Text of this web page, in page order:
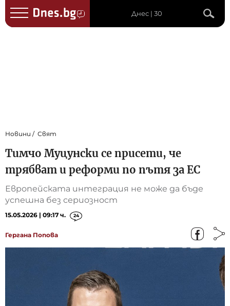
Днес | 30
Новини Свят
Тимчо Муцунски се присети, че
трябват и реформи по пътя за ЕС
Европейската интеграция не може да бъде
успешна без сериозност
15.05.2026 | 09:17 ч. 24
Гергана Попова